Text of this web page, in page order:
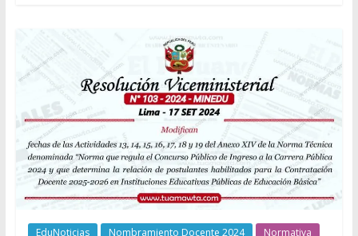
EduNoticias Nombramiento Docente 2024 Normativa